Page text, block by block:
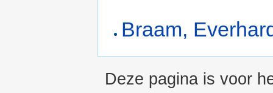
Braam,
Deze pagina is voor